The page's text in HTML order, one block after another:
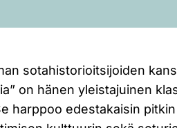
sotahistorioitsijoiden
on hänen yleistajuinen
harppoo edestakaisin